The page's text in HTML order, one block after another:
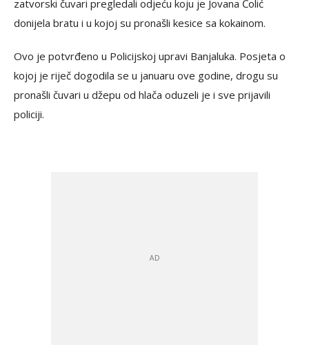
zatvorski čuvari pregledali odjeću koju je Jovana Čolić
donijela bratu i u kojoj su pronašli kesice sa kokainom.
Ovo je potvrđeno u Policijskoj upravi Banjaluka. Posjeta o
kojoj je riječ dogodila se u januaru ove godine, drogu su
pronašli čuvari u džepu od hlača oduzeli je i sve prijavili
policiji.